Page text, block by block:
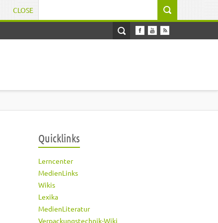
CLOSE
Quicklinks
Lerncenter
MedienLinks
Wikis
Lexika
MedienLiteratur
Verpackungstechnik-Wiki